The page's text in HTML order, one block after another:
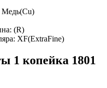
Медь(Cu)
(R)
XF(ExtraFine)
1 копейка 1801